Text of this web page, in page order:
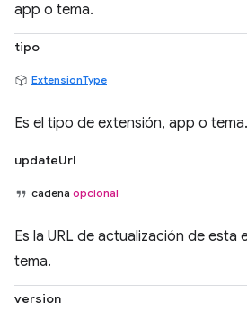
app o tema.
tipo
ExtensionType
Es el tipo de extensión, app o tema.
updateUrl
cadena opcional
Es la URL de actualización de esta
tema.
version